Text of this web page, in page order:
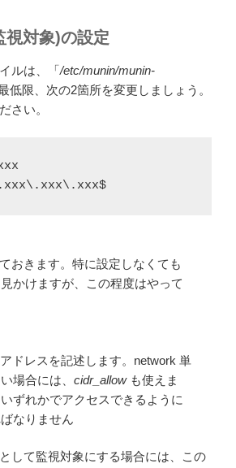
対象)の設定
ルは、「/etc/munin/munin-
低限、次の2箇所を変更しましょう。
さい。
おきます。特に設定しなくても
かけますが、この程度はやって
ドレスを記述します。network 単
場合には、 cidr_allowも使えま
ずれかでアクセスできるように
なりません
して監視対象にする場合には、この